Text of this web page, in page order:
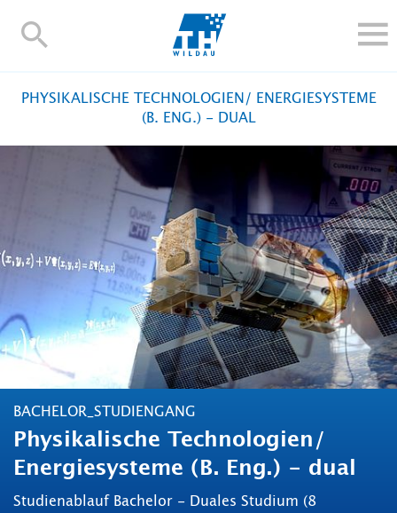
TH-
FORSCHUNG UND TRANSFER
HOCHSCHULE
INTERNATIONAL
BESCHÄFTIGTE
Kontakt und Anfahrt Webmail Moodle
TH Online-Portal Personensuche English
PHYSIKALISCHE TECHNOLOGIEN/ ENERGIESYSTEME
(B. ENG.) - DUAL
BACHELOR_STUDIENGANG
Physikalische Technologien/
Energiesysteme (B. Eng.) - dual
Studienablauf Bachelor - Duales Studium (8